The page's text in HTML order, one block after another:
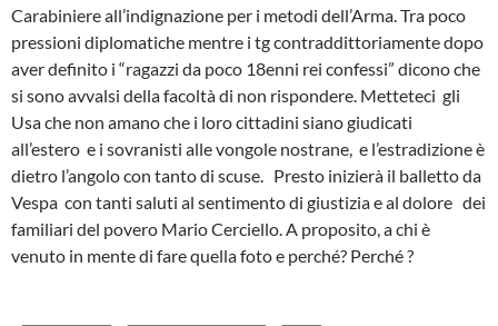
Carabiniere all’indignazione per i metodi dell’Arma. Tra poco
pressioni diplomatiche mentre i tg contraddittoriamente dopo
aver definito i “ragazzi da poco 18enni rei confessi” dicono che
si sono avvalsi della facoltà di non rispondere. Metteteci gli
Usa che non amano che i loro cittadini siano giudicati
all’estero e i sovranisti alle vongole nostrane, e l’estradizione è
dietro l’angolo con tanto di scuse. Presto inizierà il balletto da
Vespa con tanti saluti al sentimento di giustizia e al dolore dei
familiari del povero Mario Cerciello. A proposito, a chi è
venuto in mente di fare quella foto e perché? Perché ?